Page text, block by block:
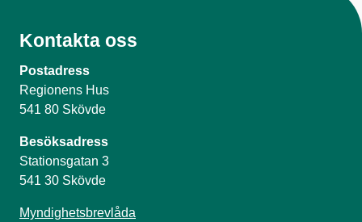
Kontakta oss
Postadress
Regionens Hus
541 80 Skövde
Besöksadress
Stationsgatan 3
541 30 Skövde
Myndighetsbrevlåda